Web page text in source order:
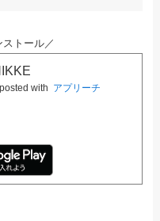
トール／
posted with アプリーチ